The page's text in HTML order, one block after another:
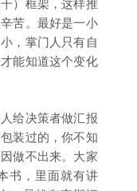
）框架，这样推
苦。最好是一小
，掌门人只有自
能知道这个变化
给决策者做汇报
装过的，你不知
做不出来。大家
书，里面就有讲